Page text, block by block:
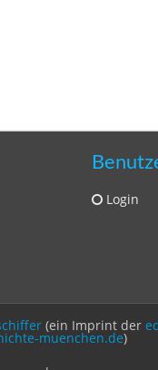
Login
(ein Imprint der
muenchen.de)